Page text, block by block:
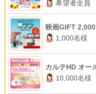
希望者全員
映画GIFT
1,000名様
カルテHD オー
10,000名様